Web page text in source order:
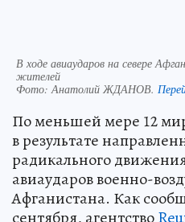
В ходе авиаударов на севере
жителей
Фото:Анатолий ЖДАНОВ.
По меньшей мере 12
в результате
радикального
авиаударов военно-
Афганистана. Как